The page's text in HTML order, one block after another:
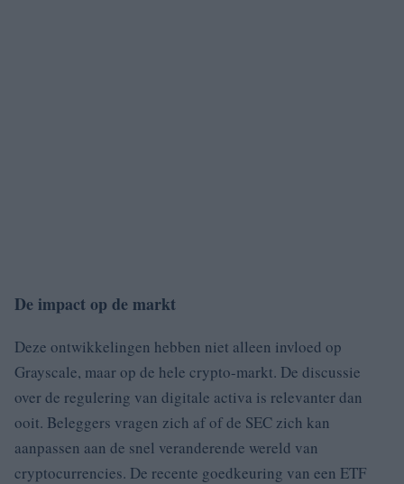
De impact op de markt
Deze ontwikkelingen hebben niet alleen invloed op
Grayscale, maar op de hele crypto-markt. De discussie
over de regulering van digitale activa is relevanter dan
ooit. Beleggers vragen zich af of de SEC zich kan
aanpassen aan de snel veranderende wereld van
cryptocurrencies. De recente goedkeuring van een ETF